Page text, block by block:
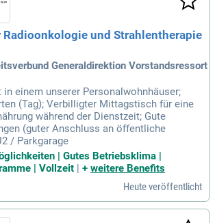
und Strahlentherapie
Generaldirektion Vorstandsressort
einem unserer Personalwohnhäuser;
(Tag); Verbilligter Mittagstisch für eine
während der Dienstzeit; Gute
(guter Anschluss an öffentliche
/ Parkgarage
| Gutes Betriebsklima |
| Vollzeit | + weitere Benefits
Heute veröffentlicht